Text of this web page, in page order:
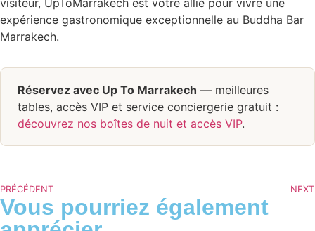
expérience gastronomique exceptionnelle au Buddha Bar
Marrakech.
Réservez avec Up To Marrakech — meilleures
tables, accès VIP et service conciergerie gratuit :
découvrez nos boîtes de nuit et accès VIP.
PRÉCÉDENT NEXT
Vous pourriez également